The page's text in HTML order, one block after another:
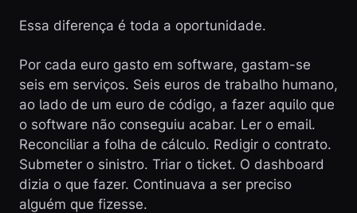
Essa diferença é toda a oportunidade.
Por cada euro gasto em software, gastam-se
seis em serviços. Seis euros de trabalho humano,
ao lado de um euro de código, a fazer aquilo que
o software não conseguiu acabar. Ler o email.
Reconciliar a folha de cálculo. Redigir o contrato.
Submeter o sinistro. Triar o ticket. O dashboard
dizia o que fazer. Continuava a ser preciso
alguém que fizesse.